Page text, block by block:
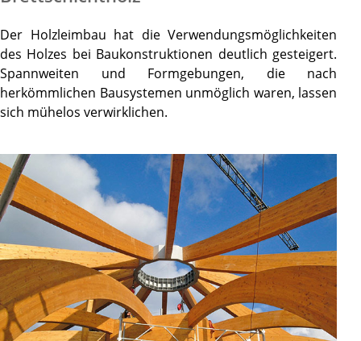
Der Holzleimbau hat die Verwendungsmöglichkeiten
des Holzes bei Baukonstruktionen deutlich gesteigert.
Spannweiten und Formgebungen, die nach
herkömmlichen Bausystemen unmöglich waren, lassen
sich mühelos verwirklichen.